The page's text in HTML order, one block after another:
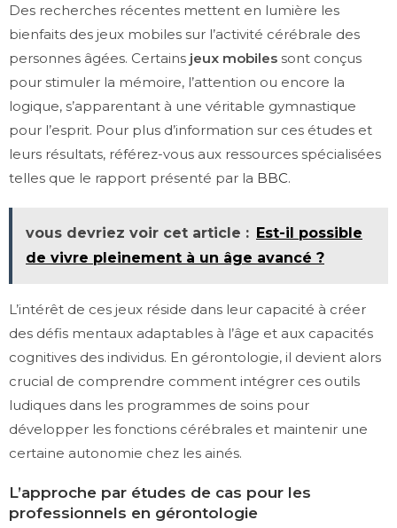
Des recherches récentes mettent en lumière les
bienfaits des jeux mobiles sur l’activité cérébrale des
personnes âgées. Certains jeux mobiles sont conçus
pour stimuler la mémoire, l’attention ou encore la
logique, s’apparentant à une véritable gymnastique
pour l’esprit. Pour plus d’information sur ces études et
leurs résultats, référez-vous aux ressources spécialisées
telles que le rapport présenté par la BBC.
vous devriez voir cet article : Est-il possible
de vivre pleinement à un âge avancé ?
L’intérêt de ces jeux réside dans leur capacité à créer
des défis mentaux adaptables à l’âge et aux capacités
cognitives des individus. En gérontologie, il devient alors
crucial de comprendre comment intégrer ces outils
ludiques dans les programmes de soins pour
développer les fonctions cérébrales et maintenir une
certaine autonomie chez les ainés.
L’approche par études de cas pour les
professionnels en gérontologie